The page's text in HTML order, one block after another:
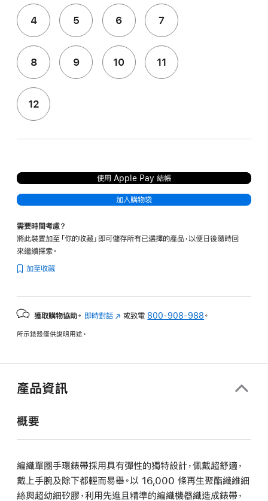
4 5 6 7
8 9 10 11
12
使用 Apple Pay 結帳
加入購物袋
需要時間考慮？
將此裝置加至「你的收藏」即可儲存所有已選擇的產品，以便日後隨時回
來繼續探索。
加至收藏
獲取購物協助。 即時對話 (以
開
或致電 800-908-988 。
所示錶殼僅供說明用途。
產品資訊
概要
編織單圈手環錶帶採用具有彈性的獨特設計，佩戴超舒適，
戴上手腕及除下都輕而易舉。以 16,000 條再生聚酯纖維細
絲與超幼細矽膠，利用先進且精準的編織機器織造成錶帶，